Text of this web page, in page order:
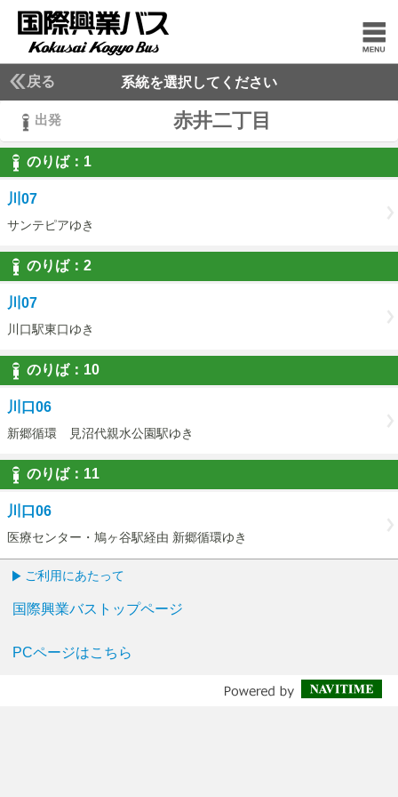
戻る 系統を選択してください
出発 赤井二丁目
のりば： 1
1
川07
サンテピアゆき
のりば： 2
2
川07
川口駅東口ゆき
のりば： 10
10
川口06
新郷循環 見沼代親水公園駅ゆき
のりば： 11
11
川口06
医療センター・鳩ヶ谷駅経由 新郷循環ゆき
ご利用にあたって
国際興業バストップページ
PCページはこちら